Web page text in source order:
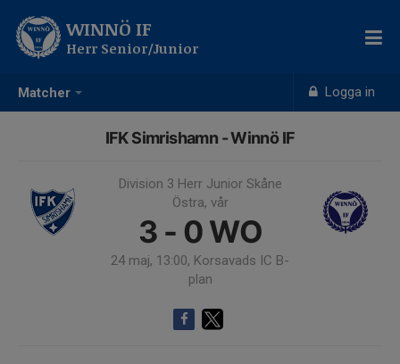
Matcher Logga in
WINNÖ IF
Herr Senior/Junior
IFK Simrishamn - Winnö IF
Division 3 Herr Junior Skåne
Östra, vår
3 - 0WO
24 maj, 13:00, Korsavads IC B-
plan